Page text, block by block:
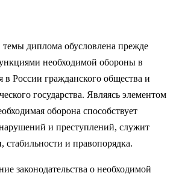
темы диплома обусловлена прежде
необходимой обороны в
в России гражданского общества и
государства. Являясь элементом
оборона способствует
и преступлений, служит
стабильности и правопорядка.
законодательства о необходимой